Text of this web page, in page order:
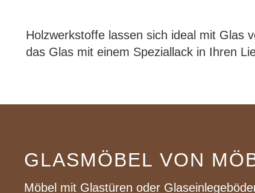
Holzwerkstoffe lassen sich ideal mit Glas
das Glas mit einem Speziallack in Ihren
GLASMÖBEL VON
Möbel mit Glastüren oder